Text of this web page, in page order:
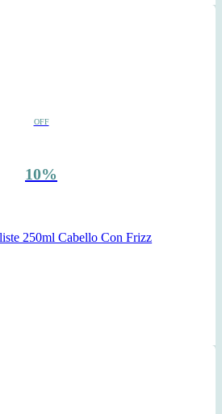
OFF
10%
250ml Cabello Con Frizz